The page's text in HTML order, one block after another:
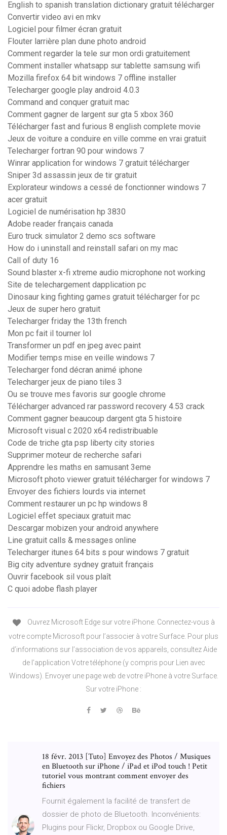
English to spanish translation dictionary gratuit télécharger
Convertir video avi en mkv
Logiciel pour filmer écran gratuit
Flouter larrière plan dune photo android
Comment regarder la tele sur mon ordi gratuitement
Comment installer whatsapp sur tablette samsung wifi
Mozilla firefox 64 bit windows 7 offline installer
Telecharger google play android 4.0.3
Command and conquer gratuit mac
Comment gagner de largent sur gta 5 xbox 360
Télécharger fast and furious 8 english complete movie
Jeux de voiture a conduire en ville comme en vrai gratuit
Telecharger fortran 90 pour windows 7
Winrar application for windows 7 gratuit télécharger
Sniper 3d assassin jeux de tir gratuit
Explorateur windows a cessé de fonctionner windows 7
acer gratuit
Logiciel de numérisation hp 3830
Adobe reader français canada
Euro truck simulator 2 demo scs software
How do i uninstall and reinstall safari on my mac
Call of duty 16
Sound blaster x-fi xtreme audio microphone not working
Site de telechargement dapplication pc
Dinosaur king fighting games gratuit télécharger for pc
Jeux de super hero gratuit
Telecharger friday the 13th french
Mon pc fait il tourner lol
Transformer un pdf en jpeg avec paint
Modifier temps mise en veille windows 7
Telecharger fond décran animé iphone
Telecharger jeux de piano tiles 3
Ou se trouve mes favoris sur google chrome
Télécharger advanced rar password recovery 4.53 crack
Comment gagner beaucoup dargent gta 5 histoire
Microsoft visual c 2020 x64 redistribuable
Code de triche gta psp liberty city stories
Supprimer moteur de recherche safari
Apprendre les maths en samusant 3eme
Microsoft photo viewer gratuit télécharger for windows 7
Envoyer des fichiers lourds via internet
Comment restaurer un pc hp windows 8
Logiciel effet speciaux gratuit mac
Descargar mobizen your android anywhere
Line gratuit calls & messages online
Telecharger itunes 64 bits s pour windows 7 gratuit
Big city adventure sydney gratuit français
Ouvrir facebook sil vous plaît
C quoi adobe flash player
Ouvrez Microsoft Edge sur votre iPhone. Connectez-vous à
votre compte Microsoft pour l’associer à votre Surface. Pour plus
d’informations sur l’association de vos appareils, consultez Aide
de l’application Votre téléphone (y compris pour Lien avec
Windows). Envoyer une page web de votre iPhone à votre Surface.
Sur votre iPhone :
18 févr. 2013 [Tuto] Envoyez des Photos / Musiques
en Bluetooth sur iPhone / iPad et iPod touch ! Petit
tutoriel vous montrant comment envoyer des
fichiers
Fournit également la facilité de transfert de
dossier de photo de Bluetooth. Inconvénients:
Plugins pour Flickr, Dropbox ou Google Drive,